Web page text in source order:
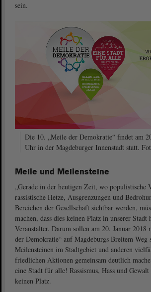
sein.
Die 10. „Meile der Demokratie“ findet am
Uhr in der Magdeburger Innenstadt statt.
Meile und Meilensteine
„Gerade in der heutigen Zeit, wo populistische
rassistische Hetze, Ausgrenzungen und
Bereichen der Gesellschaft sichtbar werden,
machen, dass dies keinen Platz in unserer Stadt
Veranstalter. Darum sollen am 20. Januar
der Demokratie“ auf Magdeburgs Breitem Weg
Meilensteinen im Stadtgebiet und anderen
friedlichen Aktionen gemeinsam deutlich
eine Stadt für alle! Rassismus, Hass und Gewalt
keinen Platz.